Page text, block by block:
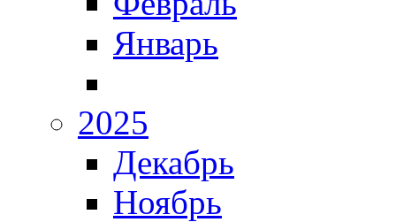
Январь
2025
Декабрь
Ноябрь